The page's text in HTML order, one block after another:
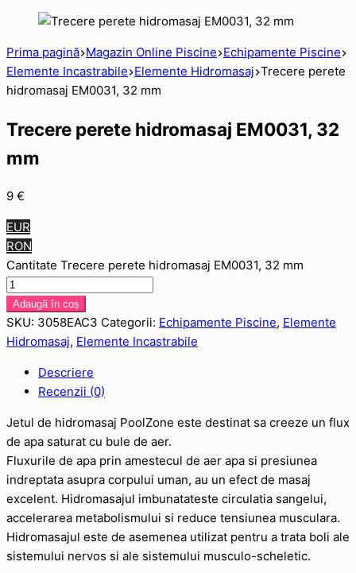
Prima pagină Magazin Online Piscine Echipamente Piscine
Elemente Incastrabile Elemente Hidromasaj Trecere perete
hidromasaj EM0031, 32 mm
Trecere perete hidromasaj EM0031, 32
mm
9 €
EUR
RON
Cantitate Trecere perete hidromasaj EM0031, 32 mm
Adaugă în coș
SKU: 3058EAC3 Categorii: Echipamente Piscine, Elemente
Hidromasaj, Elemente Incastrabile
Descriere
Recenzii (0)
Jetul de hidromasaj PoolZone este destinat sa creeze un flux
de apa saturat cu bule de aer.
Fluxurile de apa prin amestecul de aer apa si presiunea
indreptata asupra corpului uman, au un efect de masaj
excelent. Hidromasajul imbunatateste circulatia sangelui,
accelerarea metabolismului si reduce tensiunea musculara.
Hidromasajul este de asemenea utilizat pentru a trata boli ale
sistemului nervos si ale sistemului musculo-scheletic.